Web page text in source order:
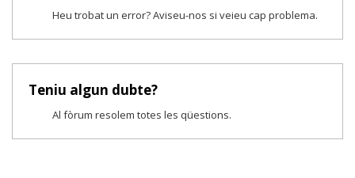
Heu trobat un error? Aviseu-nos si veieu cap problema.
Teniu algun dubte?
Al fòrum resolem totes les qüestions.